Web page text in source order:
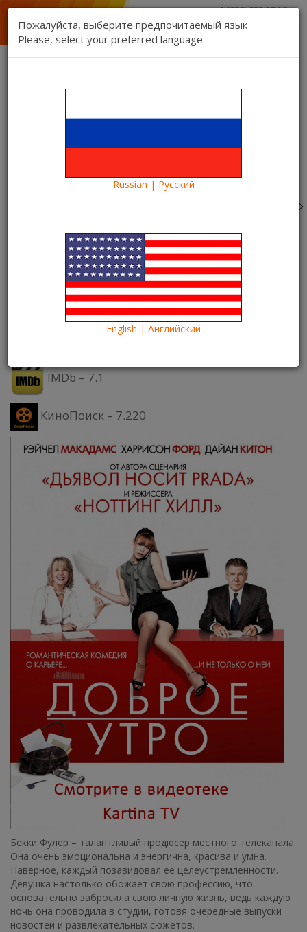
1 (888) 832 17 16
1 (888) 827 06 06
техническая поддержка
Связь Регистрация Вход
Kartina TV Brooklyn
Категории
Что посмотреть?
«Доброе утро» – еще одна
комедия видеотеки Kartina TV
04.10.2016 Kartina TV Brooklyn 23111
Что посмотреть? What to see?
IMDb – 7.1
КиноПоиск – 7.220
Бекки Фулер – талантливый продюсер местного телеканала.
Она очень эмоциональна и энергична, красива и умна.
Наверное, каждый позавидовал ее целеустремленности.
Девушка настолько обожает свою профессию, что
основательно забросила свою личную жизнь, ведь каждую
ночь она проводила в студии, готовя очередные выпуски
новостей и развлекательных сюжетов.
Пожалуйста, выберите предпочитаемый язык
Please, select your preferred language
Russian | Русский
English | Английский